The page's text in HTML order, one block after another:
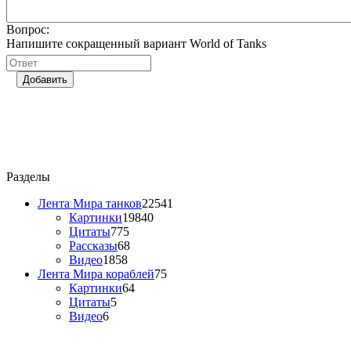
Вопрос:
Напишите сокращенный вариант World of Tanks
Добавить
Разделы
Лента Мира танков22541
Картинки19840
Цитаты775
Рассказы68
Видео1858
Лента Мира кораблей75
Картинки64
Цитаты5
Видео6